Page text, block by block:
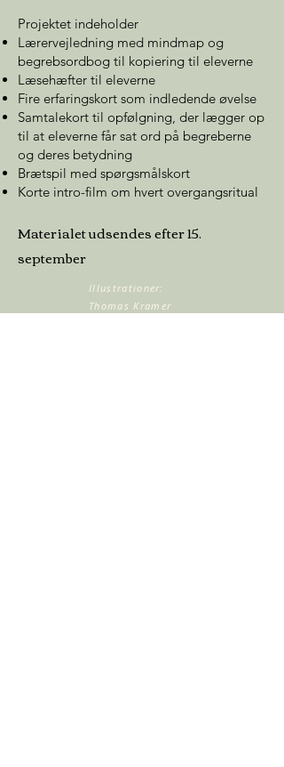
Projektet indeholder
Lærervejledning med mindmap og
begrebsordbog til kopiering til eleverne
Læsehæfter til eleverne
Fire erfaringskort som indledende øvelse
Samtalekort til opfølgning, der lægger op
til at eleverne får sat ord på begreberne
og deres betydning
Brætspil med spørgsmålskort
Korte intro-film om hvert overgangsritual
Materialet udsendes efter 15.
september
Illustrationer:
Thomas Kramer